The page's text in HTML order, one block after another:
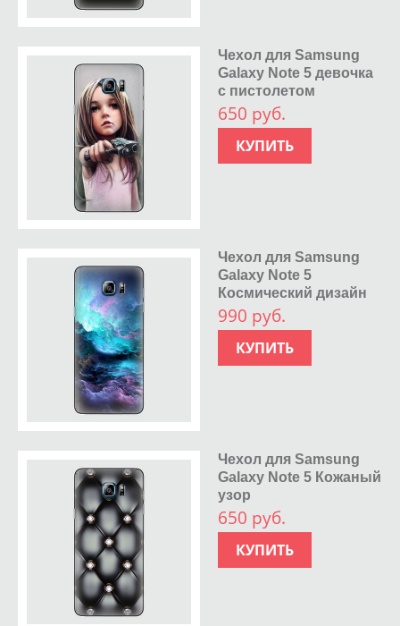
Чехол для Samsung
Galaxy Note 5 девочка
с пистолетом
650 руб.
КУПИТЬ
Чехол для Samsung
Galaxy Note 5
Космический дизайн
990 руб.
КУПИТЬ
Чехол для Samsung
Galaxy Note 5 Кожаный
узор
650 руб.
КУПИТЬ